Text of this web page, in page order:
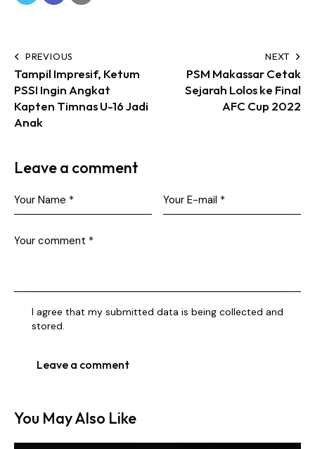
PREVIOUS
Tampil Impresif, Ketum
PSSI Ingin Angkat
Kapten Timnas U-16 Jadi
Anak
NEXT
PSM Makassar Cetak
Sejarah Lolos ke Final
AFC Cup 2022
Leave a comment
I agree that my submitted data is being collected and
stored.
You May Also Like